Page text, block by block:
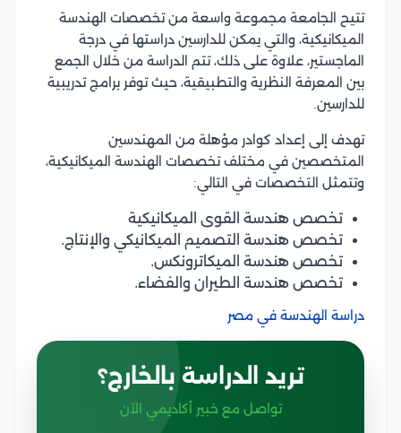
تتيح الجامعة مجموعة واسعة من تخصصات الهندسة
الميكانيكية، والتي يمكن للدارسين دراستها في درجة
الماجستير، علاوة على ذلك، تتم الدراسة من خلال الجمع
بين المعرفة النظرية والتطبيقية، حيث توفر برامج تدريبية
للدارسين.
تهدف إلى إعداد كوادر مؤهلة من المهندسين
المتخصصين في مختلف تخصصات الهندسة الميكانيكية،
وتتمثل التخصصات في التالي:
تخصص هندسة القوى الميكانيكية
تخصص هندسة التصميم الميكانيكي والإنتاج.
تخصص هندسة الميكاترونكس.
تخصص هندسة الطيران والفضاء.
دراسة الهندسة في مصر
تريد الدراسة بالخارج؟
تواصل مع خبير أكاديمي الآن